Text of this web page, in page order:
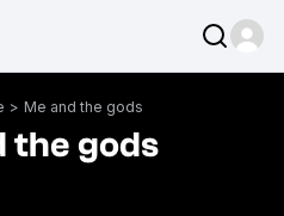
> Me and the gods
the gods